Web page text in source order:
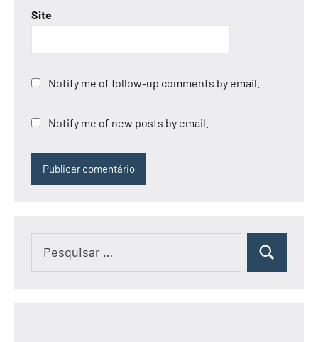
Site
Notify me of follow-up comments by email.
Notify me of new posts by email.
Pesquisar